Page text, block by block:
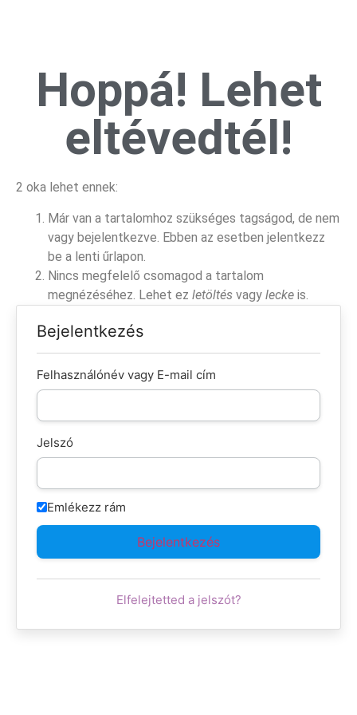
Hoppá! Lehet
eltévedtél!
2 oka lehet ennek:
Már van a tartalomhoz szükséges tagságod, de nem
vagy bejelentkezve. Ebben az esetben jelentkezz
be a lenti űrlapon.
Nincs megfelelő csomagod a tartalom
megnézéséhez. Lehet ez letöltés vagy lecke is.
Bejelentkezés
Felhasználónév vagy E-mail cím
Jelszó
Emlékezz rám
Elfelejtetted a jelszót?